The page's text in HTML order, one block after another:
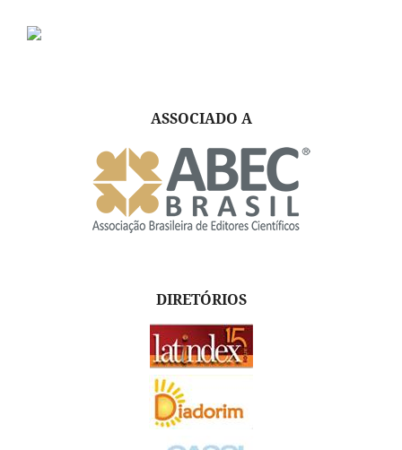
ASSOCIADO A
DIRETÓRIOS